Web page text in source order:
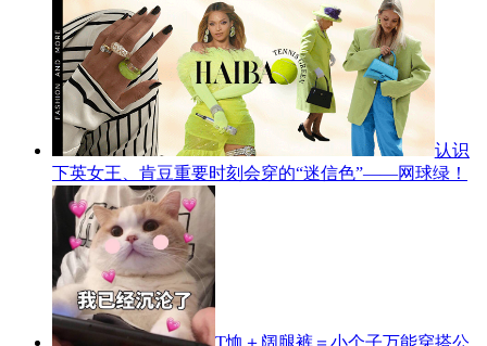
认识
下英女王、肯豆重要时刻会穿的“迷信色”——网球绿！